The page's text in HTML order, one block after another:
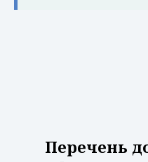
Перечень